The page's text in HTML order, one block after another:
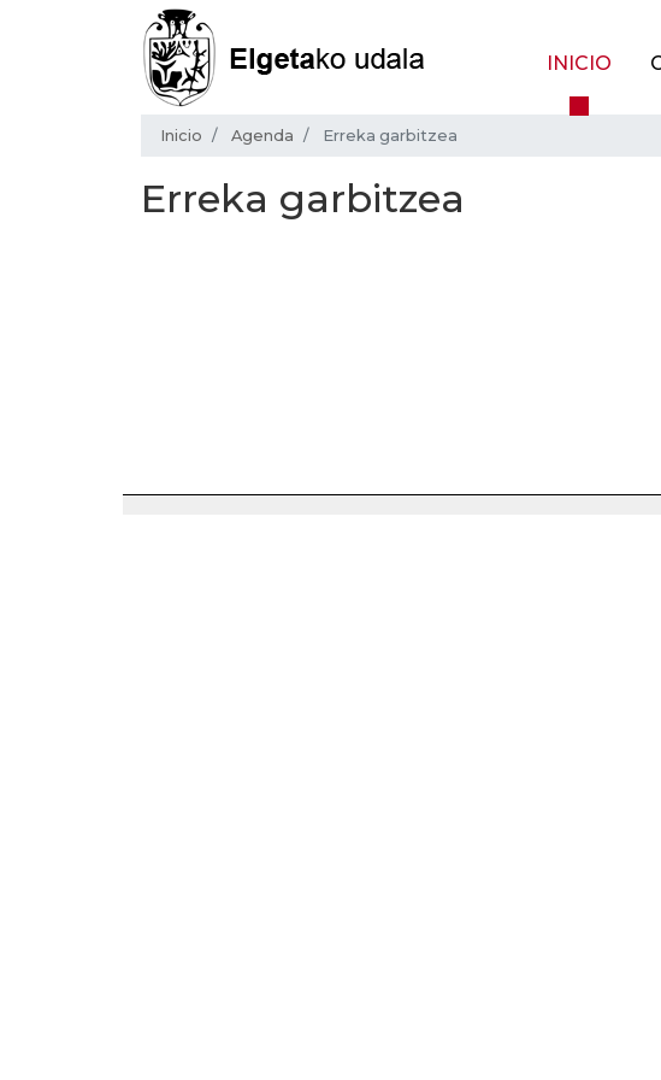
INICIO
Inicio Agenda Erreka garbitzea
Erreka garbitzea